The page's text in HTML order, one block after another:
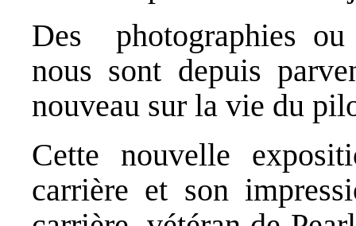
Des photographies ou
nous sont depuis
nouveau sur la vie du
Cette nouvelle
carrière et son